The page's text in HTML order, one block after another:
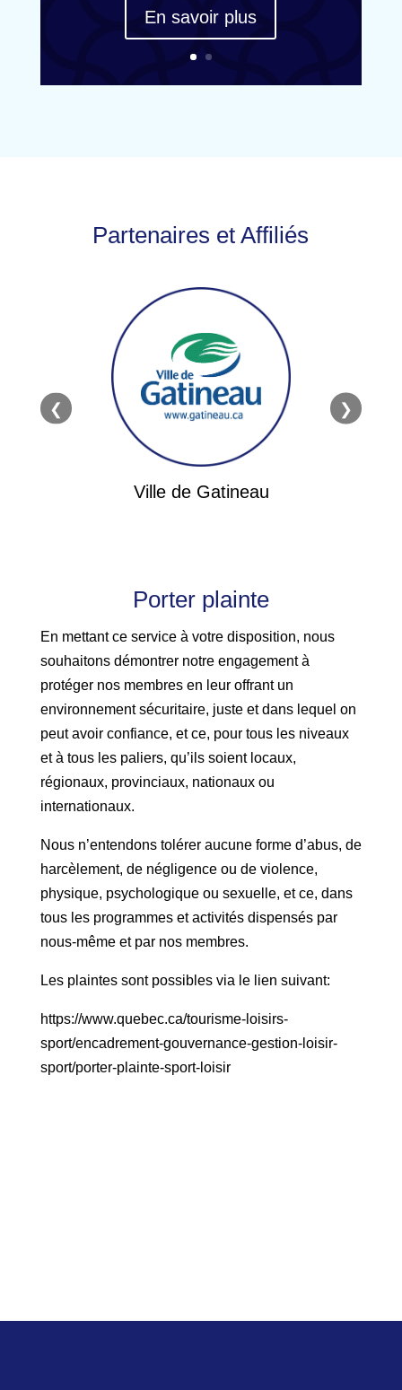
En savoir plus
Partenaires et Affiliés
❮
Ville de Gatineau
❯
Porter plainte
En mettant ce service à votre disposition, nous
souhaitons démontrer notre engagement à
protéger nos membres en leur offrant un
environnement sécuritaire, juste et dans lequel on
peut avoir confiance, et ce, pour tous les niveaux
et à tous les paliers, qu’ils soient locaux,
régionaux, provinciaux, nationaux ou
internationaux.
Nous n’entendons tolérer aucune forme d’abus, de
harcèlement, de négligence ou de violence,
physique, psychologique ou sexuelle, et ce, dans
tous les programmes et activités dispensés par
nous-même et par nos membres.
Les plaintes sont possibles via le lien suivant:
https://www.quebec.ca/tourisme-loisirs-
sport/encadrement-gouvernance-gestion-loisir-
sport/porter-plainte-sport-loisir